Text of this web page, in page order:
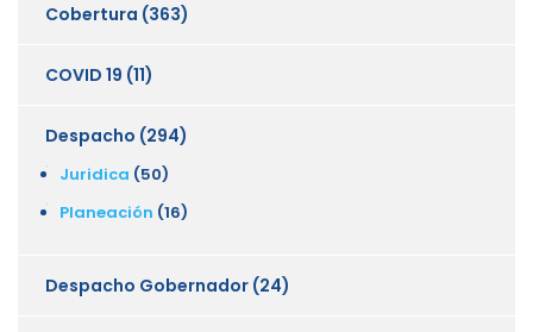
Cobertura (363)
COVID 19 (11)
Despacho (294)
Juridica (50)
Planeación (16)
Despacho Gobernador (24)